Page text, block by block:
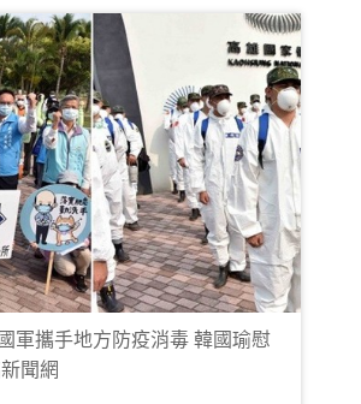
軍攜手地方防疫消毒 韓國瑜慰
聞網